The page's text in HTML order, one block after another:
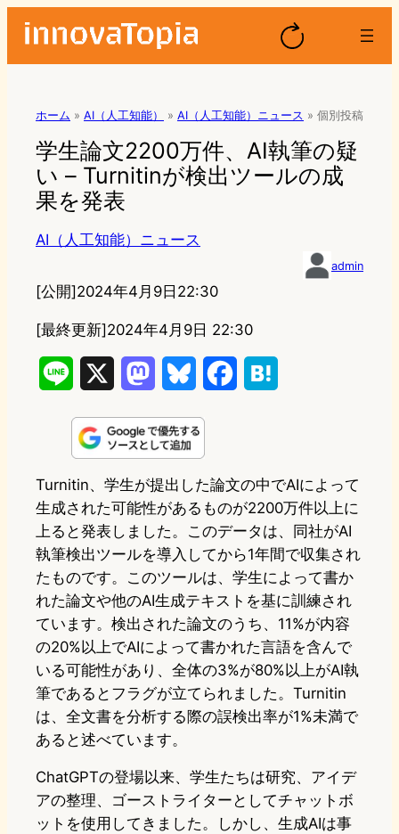
ホーム » AI（人工知能） » AI（人工知能）ニュース » 個別投稿
学生論文2200万件、AI執筆の疑
い – Turnitinが検出ツールの成
果を発表
AI（人工知能）ニュース
admin
[公開]2024年4月9日22:30
[最終更新]2024年4月9日 22:30
n
e
s
t
o
d
o
n
u
e
s
k
y
b
o
k
n
a
Turnitin、学生が提出した論文の中でAIによって
生成された可能性があるものが2200万件以上に
上ると発表しました。このデータは、同社がAI
執筆検出ツールを導入してから1年間で収集され
たものです。このツールは、学生によって書か
れた論文や他のAI生成テキストを基に訓練され
ています。検出された論文のうち、11%が内容
の20%以上でAIによって書かれた言語を含んで
いる可能性があり、全体の3%が80%以上がAI執
筆であるとフラグが立てられました。Turnitin
は、全文書を分析する際の誤検出率が1%未満で
あると述べています。
ChatGPTの登場以来、学生たちは研究、アイデ
アの整理、ゴーストライターとしてチャットボ
ットを使用してきました。しかし、生成AIは事